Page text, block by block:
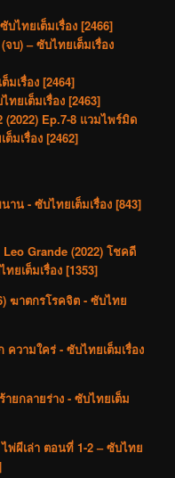
บไทยเต็มเรื่อง [2466]
บ) – ซับไทยเต็มเรื่อง
มเรื่อง [2464]
ทยเต็มเรื่อง [2463]
Ep.7-8 แวมไพร์มิด
มเรื่อง [2462]
าน - ซับไทยเต็มเรื่อง [843]
Grande (2022) โชคดี
ยเต็มเรื่อง [1353]
ฆาตกรโรคจิต - ซับไทย
ความใคร่ - ซับไทยเต็มเรื่อง
ายกลายร่าง - ซับไทยเต็ม
พ่ผีเล่า ตอนที่ 1-2 – ซับไทย